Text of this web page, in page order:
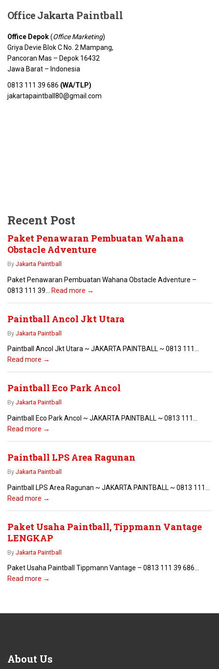
Office JakartaPaintball
Office Depok(Office Marketing)
Griya Devie Blok C No. 2 Mampang,
Pancoran Mas – Depok 16432
Jawa Barat – Indonesia
0813 111 39 686 (WA/TLP)
jakartapaintball80@gmail.com
Recent Post
Paket Penawaran Pembuatan Wahana
Obstacle Adventure
By Jakarta Paintball
Paket Penawaran Pembuatan Wahana Obstacle Adventure –
0813 111 39...
Read more →
Paintball Ancol Jkt Utara
By Jakarta Paintball
Paintball Ancol Jkt Utara ~ JAKARTA PAINTBALL ~ 0813 111...
Read more →
Paintball Eco Park Ancol
By Jakarta Paintball
Paintball Eco Park Ancol ~ JAKARTA PAINTBALL ~ 0813 111...
Read more →
Paintball LPS Area Ragunan
By Jakarta Paintball
Paintball LPS Area Ragunan ~ JAKARTA PAINTBALL ~ 0813 111...
Read more →
Paket Usaha Paintball, Tippmann Vantage
LENGKAP
By Jakarta Paintball
Paket Usaha Paintball Tippmann Vantage – 0813 111 39 686...
Read more →
About Us